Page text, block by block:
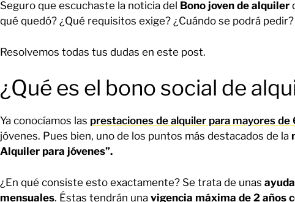
Seguro que escuchaste la noticia del Bono joven de alquiler
qué quedó? ¿Qué requisitos exige? ¿Cuándo se podrá pedir?
Resolvemos todas tus dudas en este post.
¿Qué es el bono social de
Ya conocíamos las prestaciones de alquiler para mayores de
jóvenes. Pues bien, uno de los puntos más destacados de la
Alquiler para jóvenes”.
¿En qué consiste esto exactamente? Se trata de unas
mensuales. Éstas tendrán una vigencia máxima de 2 años